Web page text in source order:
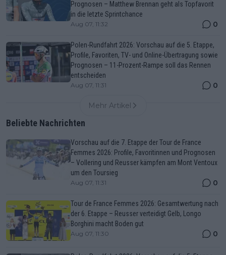
Prognosen – Matthew Brennan geht als Topfavorit
in die letzte Sprintchance
Aug 07, 11:32 0
Polen-Rundfahrt 2026: Vorschau auf die 5. Etappe,
Profile, Favoriten, TV- und Online-Übertragung sowie
Prognosen – 11-Prozent-Rampe soll das Rennen
entscheiden
Aug 07, 11:31 0
Mehr Artikel
Beliebte Nachrichten
Vorschau auf die 7. Etappe der Tour de France
Femmes 2026: Profile, Favoritinnen und Prognosen
– Vollering und Reusser kämpfen am Mont Ventoux
um den Toursieg
Aug 07, 11:31 0
Tour de France Femmes 2026: Gesamtwertung nach
der 6. Etappe – Reusser verteidigt Gelb, Longo
Borghini macht Boden gut
Aug 07, 11:30 0